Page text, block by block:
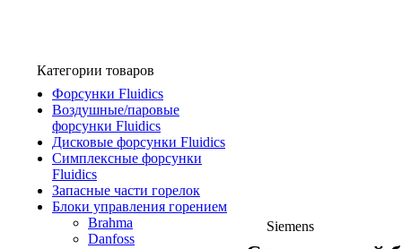
Категории товаров
Форсунки Fluidics
Воздушные/паровые
форсунки Fluidics
Дисковые форсунки Fluidics
Симплексные форсунки
Fluidics
Запасные части горелок
Блоки управления горением
Brahma
Danfoss
Siemens